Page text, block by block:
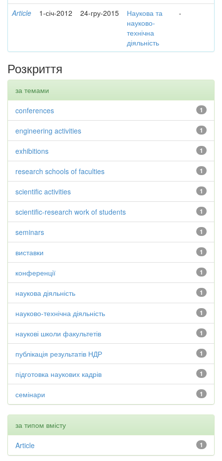
Article 1-січ-2012 24-гру-2015
Наукова та
науково-
технічна
діяльність
-
Розкриття
за темами
1
conferences
1
engineering activities
1
exhibitions
1
research schools of faculties
1
scientific activities
1
scientific-research work of students
1
seminars
1
виставки
1
конференції
1
наукова діяльність
1
науково-технічна діяльність
1
наукові школи факультетів
1
публікація результатів НДР
1
підготовка наукових кадрів
1
семінари
за типом вмісту
1
Article